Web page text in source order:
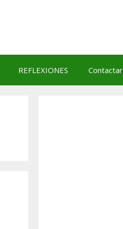
REFLEXIONES Contactar